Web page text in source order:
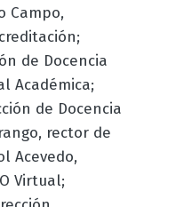
Campo,
de Docencia
Académica;
de Docencia
rector de
Acevedo,
Virtual;